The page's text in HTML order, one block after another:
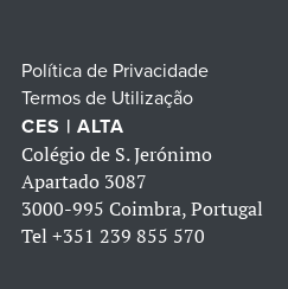
Política de Privacidade
Termos de Utilização
CES | ALTA
Colégio de S. Jerónimo
Apartado 3087
3000-995 Coimbra, Portugal
Tel +351 239 855 570